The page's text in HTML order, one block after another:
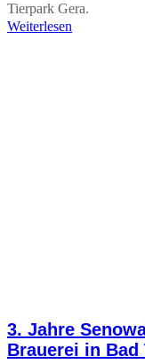
Tierpark Gera.
Weiterlesen
3. Jahre
Brauerei in Bad